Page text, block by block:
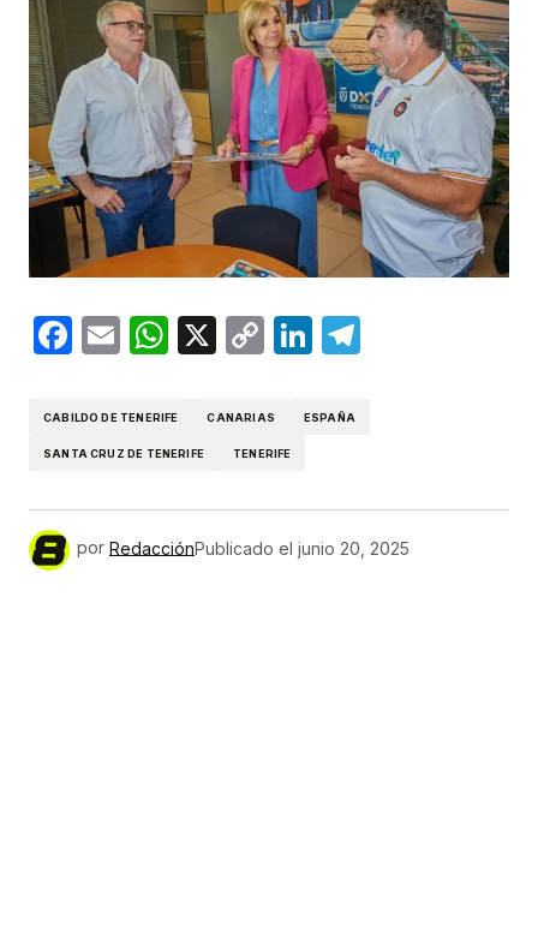
Facebook
EmailWhatsApp
X
CopyLinkedIn
CABILDO DE TENERIFE CANARIAS ESPAÑA
SANTA CRUZ DE TENERIFE TENERIFE
por RedacciónPublicado el junio 20, 2025